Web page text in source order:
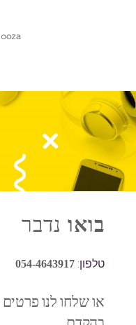
בואו נדבר
טלפון: 054-4643917
או שלחו לנו פרטים